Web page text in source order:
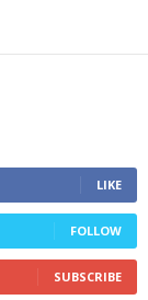
LIKE
FOLLOW
SUBSCRIBE